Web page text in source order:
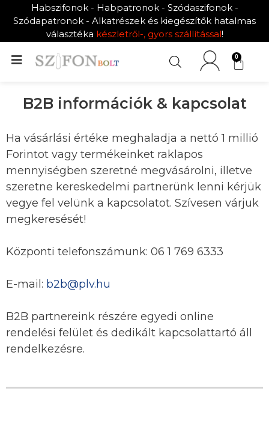
Habszifonok - Habpatronok - Szódaszifonok -
Szódapatronok - Alkatrészek és kiegészítők hatalmas
választéka készletről-, gyors szállítással!
0
B2B információk & kapcsolat
Ha vásárlási értéke meghaladja a nettó 1 millió
Forintot vagy termékeinket raklapos
mennyiségben szeretné megvásárolni, illetve
szeretne kereskedelmi partnerünk lenni kérjük
vegye fel velünk a kapcsolatot. Szívesen várjuk
megkeresését!
Központi telefonszámunk: 06 1 769 6333
E-mail: b2b@plv.hu
B2B partnereink részére egyedi online
rendelési felület és dedikált kapcsolattartó áll
rendelkezésre.